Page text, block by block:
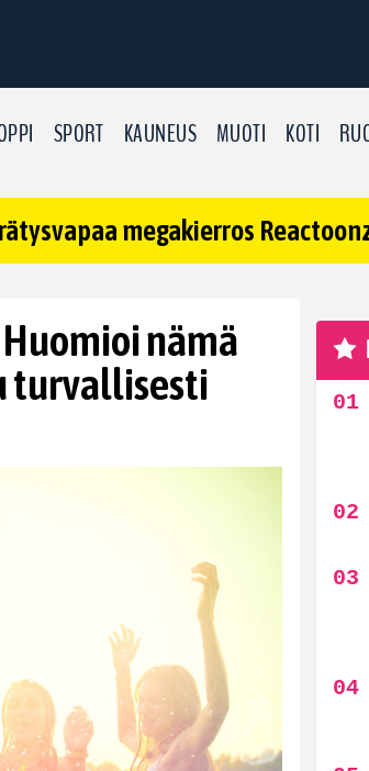
SPORT KAUNEUS MUOTI KOTI
megakierros
nämä
turvallisesti